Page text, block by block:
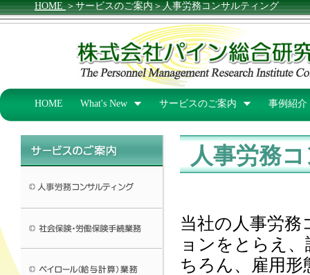
HOME＞サービスのご案内＞人事労務コンサルティング
HOME What's New サービスのご案内 事例紹介
人事労務
当社の人事労
ョンをとらえ
ちろん、雇用形